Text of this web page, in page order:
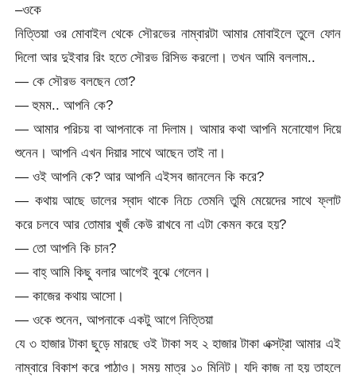
–ওকে
নিত্তিয়া ওর মোবাইল থেকে সৌরভের নাম্বারটা আমার মোবাইলে তুলে ফোন
দিলো আর দুইবার রিং হতে সৌরভ রিসিভ করলো। তখন আমি বললাম..
— কে সৌরভ বলছেন তো?
— হুমম.. আপনি কে?
— আমার পরিচয় বা আপনাকে না দিলাম। আমার কথা আপনি মনোযোগ দিয়ে
শুনেন। আপনি এখন দিয়ার সাথে আছেন তাই না।
— ওই আপনি কে? আর আপনি এইসব জানলেন কি করে?
— কথায় আছে ডালের স্বাদ থাকে নিচে তেমনি তুমি মেয়েদের সাথে ফ্লাট
করে চলবে আর তোমার খুজঁ কেউ রাখবে না এটা কেমন করে হয়?
— তো আপনি কি চান?
— বাহ্ আমি কিছু বলার আগেই বুঝে গেলেন।
— কাজের কথায় আসো।
— ওকে শুনেন, আপনাকে একটু আগে নিত্তিয়া
যে ৩ হাজার টাকা ছুড়ে মারছে ওই টাকা সহ ২ হাজার টাকা এক্সট্রা আমার এই
নাম্বারে বিকাশ করে পাঠাও। সময় মাত্র ১০ মিনিট। যদি কাজ না হয় তাহলে